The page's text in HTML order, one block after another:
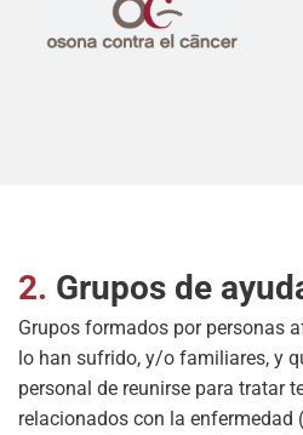
2. Grupos de
Grupos formados por personas
lo han sufrido, y/o familiares, y
personal de reunirse para tratar
relacionados con la enfermedad